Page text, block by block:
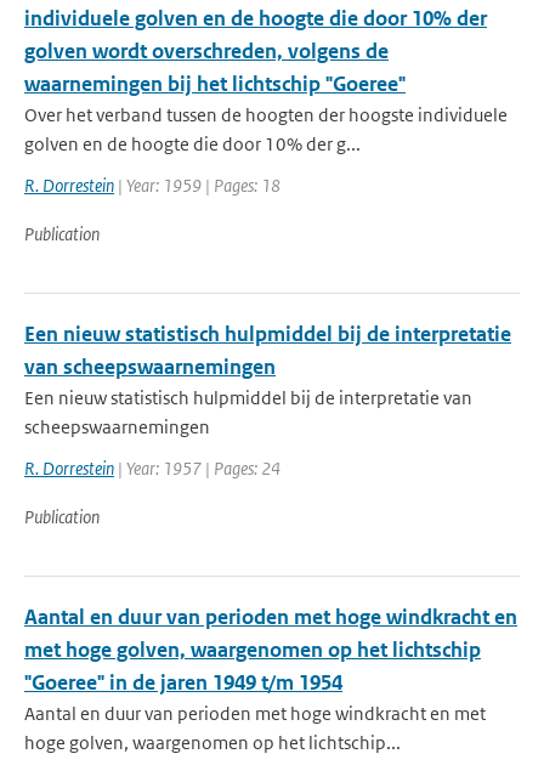
individuele golven en de hoogte die door 10% der
golven wordt overschreden, volgens de
waarnemingen bij het lichtschip "Goeree"
Over het verband tussen de hoogten der hoogste individuele
golven en de hoogte die door 10% der g...
R. Dorrestein | Year: 1959 | Pages: 18
Publication
Een nieuw statistisch hulpmiddel bij de interpretatie
van scheepswaarnemingen
Een nieuw statistisch hulpmiddel bij de interpretatie van
scheepswaarnemingen
R. Dorrestein | Year: 1957 | Pages: 24
Publication
Aantal en duur van perioden met hoge windkracht en
met hoge golven, waargenomen op het lichtschip
"Goeree" in de jaren 1949 t/m 1954
Aantal en duur van perioden met hoge windkracht en met
hoge golven, waargenomen op het lichtschip...